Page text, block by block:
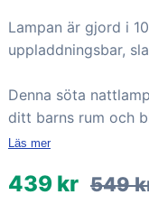
Lampan är gjord i
uppladdningsbar,
Denna söta
ditt barns rum och
Läs mer
439 kr 549